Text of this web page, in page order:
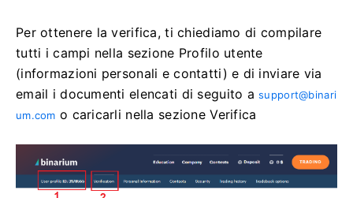
Per ottenere la verifica, ti chiediamo di compilare
tutti i campi nella sezione Profilo utente
(informazioni personali e contatti) e di inviare via
email i documenti elencati di seguito asupport@binari
um.com o caricarli nella sezione Verifica